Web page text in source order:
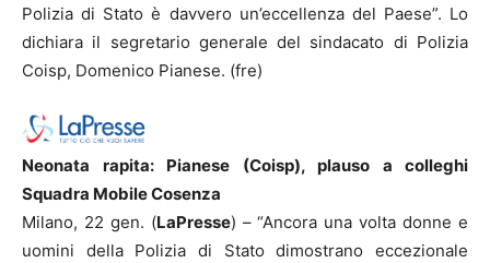
Polizia di Stato è davvero un’eccellenza del Paese”. Lo
dichiara il segretario generale del sindacato di Polizia
Coisp, Domenico Pianese. (fre)
Neonata rapita: Pianese (Coisp), plauso a colleghi
Squadra Mobile Cosenza
Milano, 22 gen. (LaPresse) – “Ancora una volta donne e
uomini della Polizia di Stato dimostrano eccezionale